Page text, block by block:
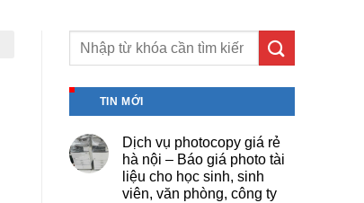
TIN MỚI
Dịch vụ photocopy giá rẻ
hà nội – Báo giá photo tài
liệu cho học sinh, sinh
viên, văn phòng, công ty